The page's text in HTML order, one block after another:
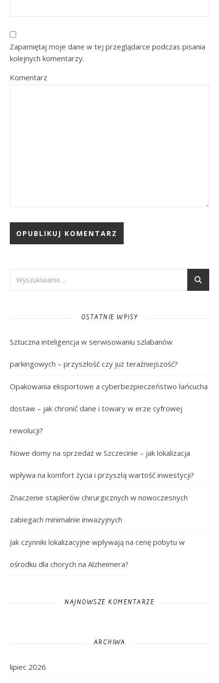
Zapamiętaj moje dane w tej przeglądarce podczas pisania
kolejnych komentarzy.
Komentarz
OSTATNIE WPISY
Sztuczna inteligencja w serwisowaniu szlabanów
parkingowych – przyszłość czy już teraźniejszość?
Opakowania eksportowe a cyberbezpieczeństwo łańcucha
dostaw – jak chronić dane i towary w erze cyfrowej
rewolucji?
Nowe domy na sprzedaż w Szczecinie – jak lokalizacja
wpływa na komfort życia i przyszłą wartość inwestycji?
Znaczenie staplerów chirurgicznych w nowoczesnych
zabiegach minimalnie inwazyjnych
Jak czynniki lokalizacyjne wpływają na cenę pobytu w
ośrodku dla chorych na Alzheimera?
NAJNOWSZE KOMENTARZE
ARCHIWA
lipiec 2026